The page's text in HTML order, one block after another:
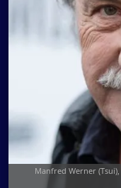
Manfred Werner (Tsui),